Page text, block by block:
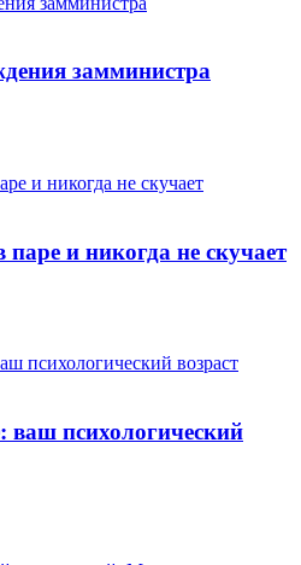
замминистра
и никогда не скучает
ваш психологический